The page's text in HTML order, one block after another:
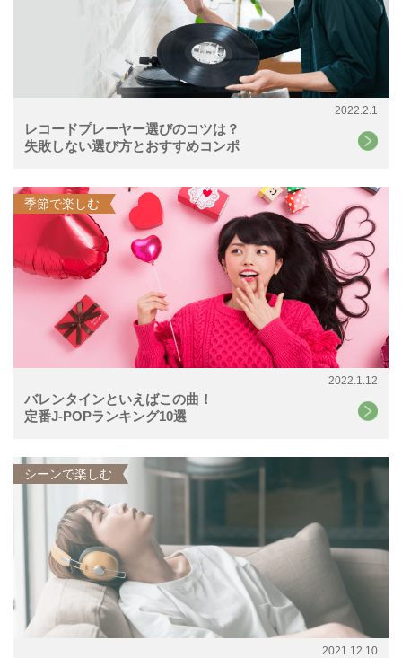
2022.2.1
レコードプレーヤー選びのコツは？
失敗しない選び方とおすすめコンポ
2022.1.12
バレンタインといえばこの曲！
定番J-POPランキング10選
季節で楽しむ
2021.12.10
シーンで楽しむ